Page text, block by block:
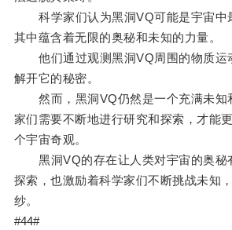
科学家们认为黑洞VQ可能是宇宙中
其中蕴含着无限的奥秘和未知的力量。
他们通过观测黑洞VQ周围的物质运
解开它的秘密。
然而，黑洞VQ仍然是一个充满未知
家们需要不断地进行研究和探索，才能
个宇宙奇观。
黑洞VQ的存在让人类对宇宙的奥秘
探索，也激励着科学家们不断挑战未知
纱。
#44#